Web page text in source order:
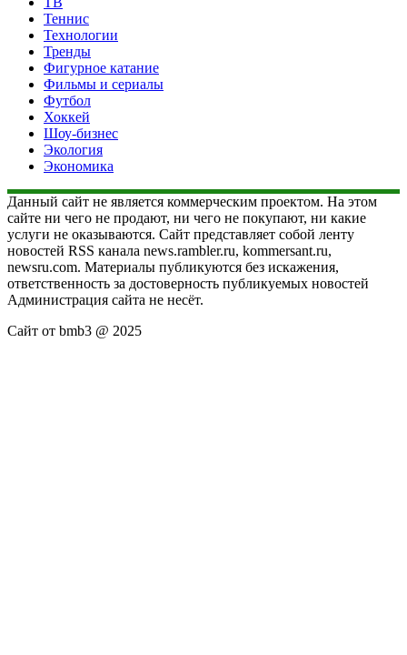
Теннис
Технологии
Тренды
Фигурное катание
Фильмы и сериалы
Футбол
Хоккей
Шоу-бизнес
Экология
Экономика
Данный сайт не является коммерческим проектом. На этом
сайте ни чего не продают, ни чего не покупают, ни какие
услуги не оказываются. Сайт представляет собой ленту
новостей RSS канала news.rambler.ru, kommersant.ru,
newsru.com. Материалы публикуются без искажения,
ответственность за достоверность публикуемых новостей
Администрация сайта не несёт.
Сайт от bmb3 @ 2025